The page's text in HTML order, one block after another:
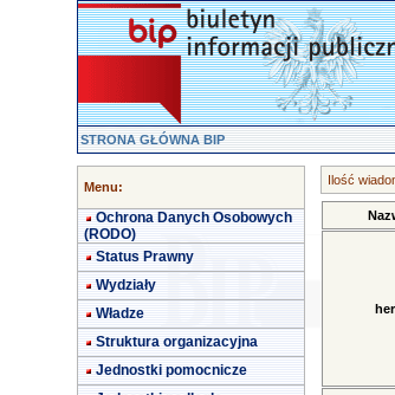
STRONA GŁÓWNA BIP
Menu:
Ochrona Danych Osobowych
(RODO)
Status Prawny
Wydziały
Władze
Struktura organizacyjna
Jednostki pomocnicze
Ilość